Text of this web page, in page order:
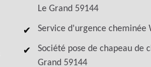
Le Grand 59144
Service d'urgence cheminée
Société pose de chapeau de
Grand 59144